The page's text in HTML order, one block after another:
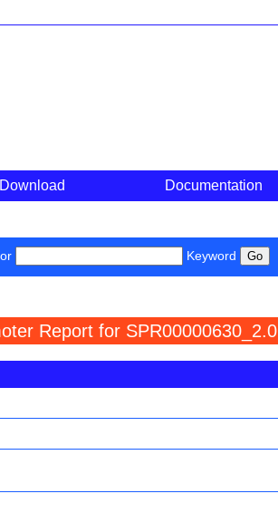
Download Documentation
Keyword
Report for SPR00000630_2.0